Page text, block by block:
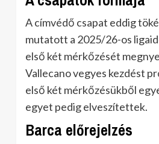
A címvédő csapat eddig
mutatott a 2025/26-os
első két mérkőzését
Vallecano vegyes kezdést
első két mérkőzésükből
egyet pedig elveszítettek.
Barca előrejelzés